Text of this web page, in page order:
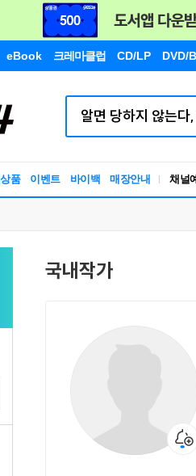
eBook 크레마클럽 CD/LP DVD/
품 이벤트 바이백 매장안내 채널
국내작가